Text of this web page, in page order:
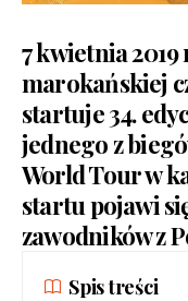
7 kwietnia
marokańskiej
startuje 34.
jednego z
World Tour w
startu pojawi
zawodników z
Spis treści